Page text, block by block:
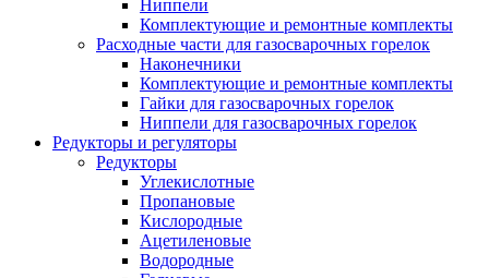
Ниппели
Комплектующие и ремонтные комплекты
Расходные части для газосварочных горелок
Наконечники
Комплектующие и ремонтные комплекты
Гайки для газосварочных горелок
Ниппели для газосварочных горелок
Редукторы и регуляторы
Редукторы
Углекислотные
Пропановые
Кислородные
Ацетиленовые
Водородные